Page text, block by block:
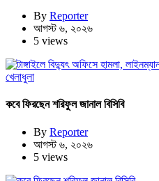
By Reporter
আগস্ট ৬, ২০২৬
5 views
খেলাধুলা
কবে ফিরছেন শরিফুল জানাল বিসিবি
By Reporter
আগস্ট ৬, ২০২৬
5 views